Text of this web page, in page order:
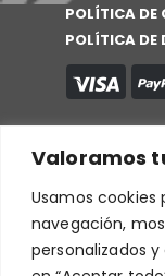
Valoramos
Usamos cookies
navegación,
personalizados
POLÍTICA DE
POLÍTICA DE